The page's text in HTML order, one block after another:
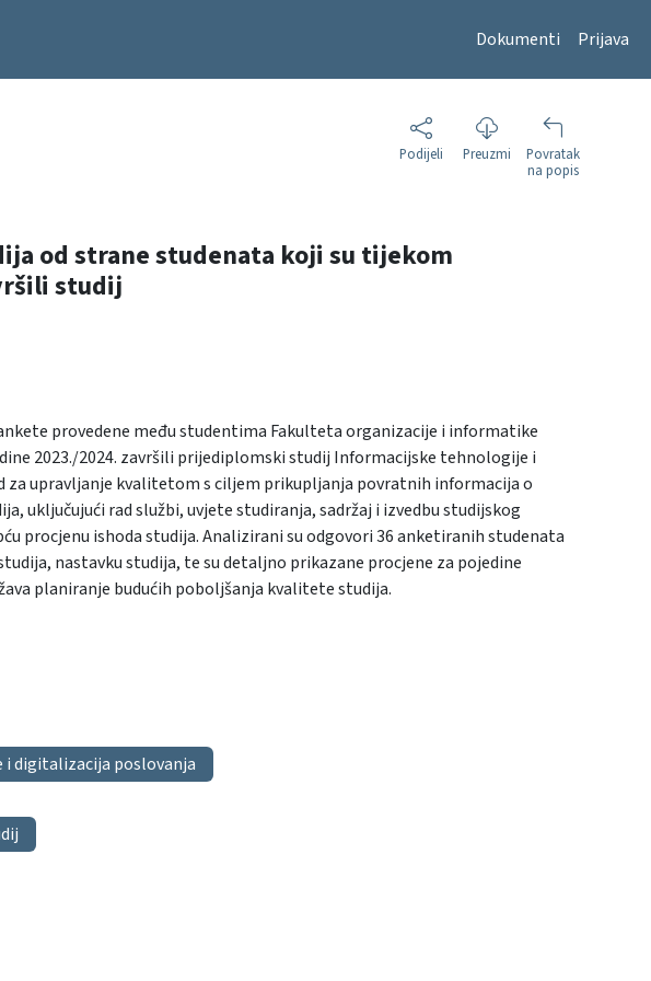
Dokumenti Prijava
Podijeli Preuzmi
Povratak
na popis
od strane studenata koji su tijekom
studij
provedene među studentima Fakulteta organizacije i informatike
2023./2024. završili prijediplomski studij Informacijske tehnologije i
za upravljanje kvalitetom s ciljem prikupljanja povratnih informacija o
uključujući rad službi, uvjete studiranja, sadržaj i izvedbu studijskog
procjenu ishoda studija. Analizirani su odgovori 36 anketiranih studenata
nastavku studija, te su detaljno prikazane procjene za pojedine
planiranje budućih poboljšanja kvalitete studija.
digitalizacija poslovanja